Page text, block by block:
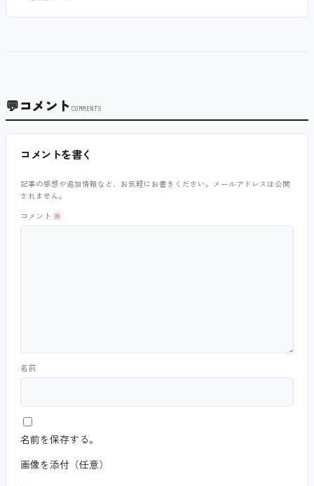
💬コメント COMMENTS
コメントを書く
記事の感想や追加情報など、お気軽にお書きください。メールアドレスは公開
されません。
コメント ※
名前
名前を保存する。
画像を添付（任意）